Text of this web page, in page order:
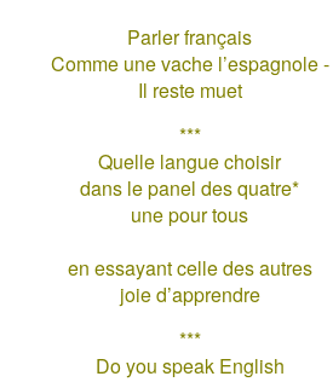
Parler français
Comme une vache l’espagnole -
Il reste muet
***
Quelle langue choisir
dans le panel des quatre*
une pour tous
en essayant celle des autres
joie d’apprendre
***
Do you speak English